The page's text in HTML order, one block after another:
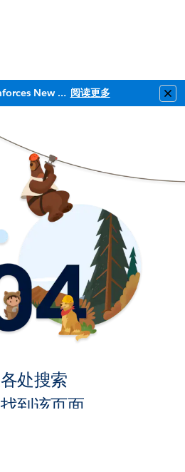
Salesforce Enforces New Security Requirements in Summer 2026 阅读更多
处搜索
到该页面。